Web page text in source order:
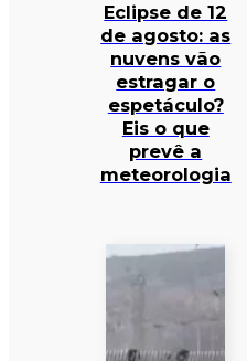
Eclipse de 12
de agosto: as
nuvens vão
estragar o
espetáculo?
Eis o que
prevê a
meteorologia